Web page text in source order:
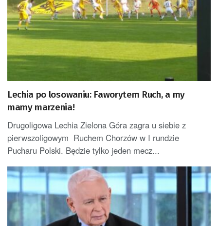
Lechia po losowaniu: Faworytem Ruch, a my
mamy marzenia!
Drugoligowa Lechia Zielona Góra zagra u siebie z
pierwszoligowym Ruchem Chorzów w I rundzie
Pucharu Polski. Będzie tylko jeden mecz...